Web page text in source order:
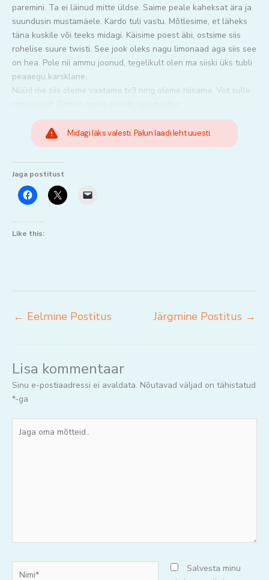
paremini. Ta ei läinud mitte üldse. Saime peale kaheksat ära ja
suundusin mustamäele. Kardo tuli vastu. Mõtlesime, et läheks
täna kuskile või teeks midagi. Käisime poest äbi, ostsime siis
rohelise suure twisti. See jook oleks nagu limonaad aga siis see
on hea. Pole nii ammu joonud, tegelikult olen ma siiski üks tubli
peaaegu karsklane.
Nüüd me siis oleme vaatame tv3 ning oleme niisama. Vot sulle
Midagi läks valesti. Palun laadi leht uuesti.
Jaga postitust
Like this:
← Eelmine Postitus Järgmine Postitus →
Lisa kommentaar
Sinu e-postiaadressi ei avaldata. Nõutavad väljad on tähistatud
*-ga
oma
Salvesta minu